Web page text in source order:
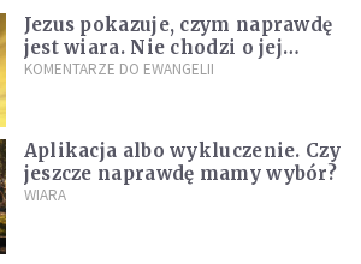
Jezus pokazuje, czym naprawdę
jest wiara. Nie chodzi o jej
wielkość
KOMENTARZE DO EWANGELII
Aplikacja albo wykluczenie. Czy
jeszcze naprawdę mamy wybór?
WIARA